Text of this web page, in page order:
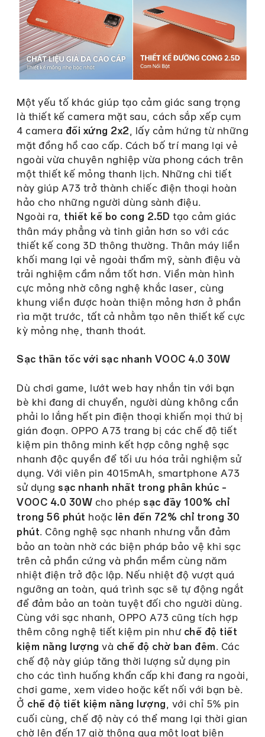
Một yếu tố khác giúp tạo cảm giác sang trọng
là thiết kế camera mặt sau, cách sắp xếp cụm
4 camera đối xứng 2x2 , lấy cảm hứng từ những
mặt đồng hồ cao cấp. Cách bố trí mang lại vẻ
ngoài vừa chuyên nghiệp vừa phong cách trên
một thiết kế mỏng thanh lịch. Những chi tiết
này giúp A73 trở thành chiếc điện thoại hoàn
hảo cho những người dùng sành điệu.
Ngoài ra,
thiết kế bo cong 2.5D tạo cảm giác
thân máy phẳng và tinh giản hơn so với các
thiết kế cong 3D thông thường. Thân máy liền
khối mang lại vẻ ngoài thẩm mỹ, sành điệu và
trải nghiệm cầm nắm tốt hơn. Viền màn hình
cực mỏng nhờ công nghệ khắc laser, cùng
khung viền được hoàn thiện mỏng hơn ở phần
rìa mặt trước, tất cả nhằm tạo nên thiết kế cực
kỳ mỏng nhẹ, thanh thoát.
Sạc thần tốc với sạc nhanh VOOC 4.0 30W
Dù chơi game, lướt web hay nhắn tin với bạn
bè khi đang di chuyển, người dùng không cần
phải lo lắng hết pin điện thoại khiến mọi thứ bị
gián đoạn. OPPO A73 trang bị các chế độ tiết
kiệm pin thông minh kết hợp công nghệ sạc
nhanh độc quyền để tối ưu hóa trải nghiệm sử
dụng. Với viên pin 4015mAh, smartphone A73
sử dụng sạc nhanh nhất trong phân khúc –
VOOC 4.0 30W cho phép sạc đầy 100% chỉ
trong 56 phút hoặc lên đến 72% chỉ trong 30
phút. Công nghệ sạc nhanh nhưng vẫn đảm
bảo an toàn nhờ các biện pháp bảo vệ khi sạc
trên cả phần cứng và phần mềm cùng năm
nhiệt điện trở độc lập. Nếu nhiệt độ vượt quá
ngưỡng an toàn, quá trình sạc sẽ tự động ngắt
để đảm bảo an toàn tuyệt đối cho người dùng.
Cùng với sạc nhanh, OPPO A73 cũng tích hợp
thêm công nghệ tiết kiệm pin như chế độ tiết
kiệm năng lượng và chế độ chờ ban đêm. Các
chế độ này giúp tăng thời lượng sử dụng pin
cho các tình huống khẩn cấp khi đang ra ngoài,
chơi game, xem video hoặc kết nối với bạn bè.
Ở chế độ tiết kiệm năng lượng , với chỉ 5% pin
cuối cùng, chế độ này có thể mang lại thời gian
chờ lên đến 17 giờ thông qua một loạt biện